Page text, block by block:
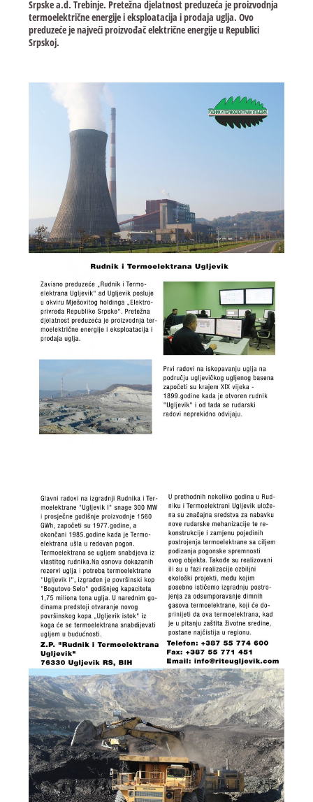
Srpske a.d. Trebinje. Pretežna djelatnost preduzeća je proizvodnja
termoelektrične energije i eksploatacija i prodaja uglja. Ovo
preduzeće je najveći proizvođač električne energije u Republici
Srpskoj.